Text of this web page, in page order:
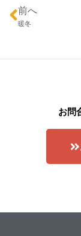
前へ
暖冬
お問